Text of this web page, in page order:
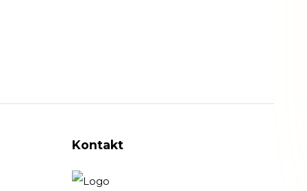
Kontakt